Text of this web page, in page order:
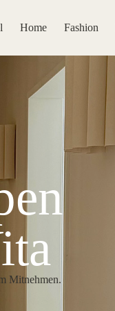
Home Fashion
Mitnehmen.